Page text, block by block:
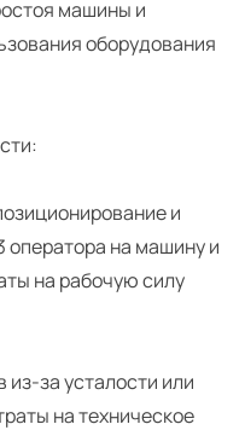
машины и
оборудования
и
оператора на машину и
на рабочую силу
за усталости или
на техническое